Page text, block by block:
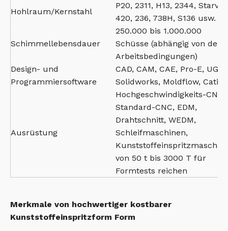
Hohlraum/Kernstahl
P20, 2311, H13, 2344, Starvax
420, 236, 738H, S136 usw.
Schimmellebensdauer
250.000 bis 1.000.000
Schüsse (abhängig von den
Arbeitsbedingungen)
Design- und
Programmiersoftware
CAD, CAM, CAE, Pro-E, UG,
Solidworks, Moldflow, Catia
Ausrüstung
Hochgeschwindigkeits-CNC,
Standard-CNC, EDM,
Drahtschnitt, WEDM,
Schleifmaschinen,
von 50 t bis 3000 T für
Formtests reichen
Merkmale von hochwertiger kostbarer
Kunststoffeinspritzform Form